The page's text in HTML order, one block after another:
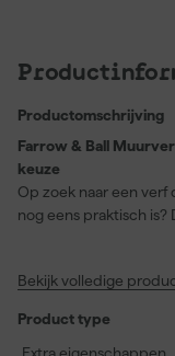
Productomschrijving
Farrow & Ball
keuze
Op zoek naar een
nog eens praktisch is?
badkamer, hal of een
aan elke kamer. Met
van 12 vierkante
Bekijk volledige
Product type